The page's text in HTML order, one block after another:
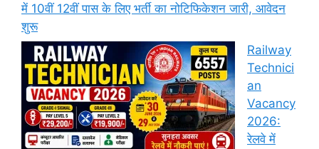
में 10वीं 12वीं पास के लिए भर्ती का नोटिफिकेशन जारी, आवेदन
शुरू
Railway
Technici
an
Vacancy
2026:
रेलवे में